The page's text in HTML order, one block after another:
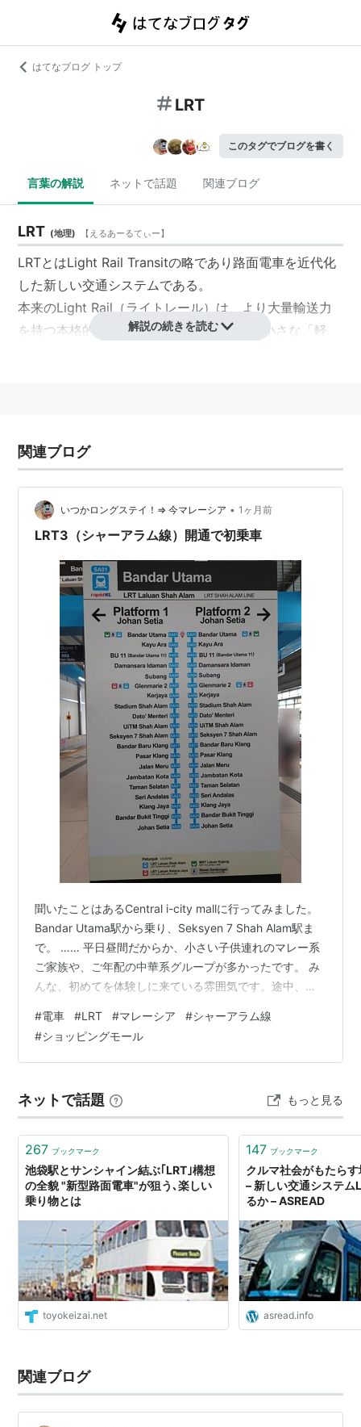
はてなブログ トップ
LRT
このタグでブログを書く
言葉の解説 ネットで話題 関連ブログ
LRT (地理) 【 えるあーるてぃー】
LRTとはLight Rail Transitの略であり路面電車を近代化
した新しい交通システムである。
本来のLight Rail（ライトレール）は、より大量輸送力
を持つ本格的な鉄道に対比させ、輸送力の小さな「軽
達性、快適性などの面で優れた特徴を有する次世代の軌
道系交通システム」との説明をしており、日本ではこの
ような解釈が一般的になされている。
現在LRTを導入している都市は、広島市（広島電鉄）、
岡山市（岡山電気軌道）、長崎市（長崎電気軌道）、熊
本市（熊本市交通局）、富山市（富山ライトレール、富
山地方鉄道富山市内軌道線）、高岡市（万葉線）などが
あり、堺市など導入を検討している市がいくつかある。
解説の続きを読む
関連ブログ
いつかロングステイ！⇒ 今マレーシア • 1ヶ月前
LRT3（シャーアラム線）開通で初乗車
聞いたことはあるCentral i-city mallに行ってみました。
Bandar Utama駅から乗り、Seksyen 7 Shah Alam駅ま
で。 …… 平日昼間だからか、小さい子供連れのマレー系
ご家族や、ご年配の中華系グループが多かったです。 み
んな、初めてを体験しに来ている雰囲気です。途中、ブ
なし。） あ、向こうから電車来た。 座席は、向かいの席
が近いのがLRTって感じでした。MRTカジャン線が広く
て好きです。 …… モールがあるから、同じ場所で大勢降
いない道。 遊園地の敷地へ出…
#電車 #LRT #マレーシア #シャーアラム線
#ショッピングモール
ネットで話題 もっと見る
267 ブックマーク
池袋駅とサンシャイン結ぶ｢LRT｣構想
の全貌 "新型路面電車"が狙う､楽しい
乗り物とは
toyokeizai.net
147 ブックマーク
クルマ社会がもたら
– 新しい交通システム
るか – ASREAD
asread.info
関連ブログ